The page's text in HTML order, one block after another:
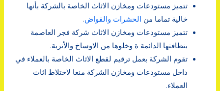
تتميز مستودعات ومخازن الاثاث الخاصة بالشركة بأنها
خالية تماما من الحشرات والقواض.
تتميز مستودعات ومخازن الاثاث شركة فجر العاصمة
بنظافتها الدائمة ة وخلوها من الاوساخ والأتربة.
تقوم الشركة بعمل ترقيم لقطع الاثاث الخاصة بالعملاء في
داخل مستودعات ومخازن الشركة منعا لاختلاط اثاث
العملاء.